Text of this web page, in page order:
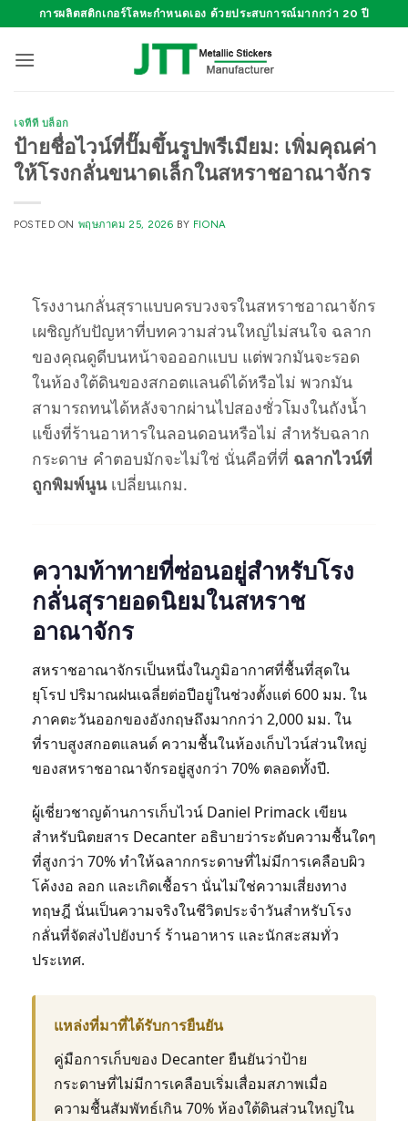
ไป
การผลิตสติกเกอร์โลหะกำหนดเอง ด้วยประสบการณ์มากกว่า 20 ปี
เจทีที บล็อก
ป้ายชื่อไวน์ที่ปั๊มขึ้นรูปพรีเมียม: เพิ่มคุณค่า
ให้โรงกลั่นขนาดเล็กในสหราชอาณาจักร
POSTED ON พฤษภาคม 25, 2026 BY FIONA
โรงงานกลั่นสุราแบบครบวงจรในสหราชอาณาจักร
เผชิญกับปัญหาที่บทความส่วนใหญ่ไม่สนใจ ฉลาก
ของคุณดูดีบนหน้าจอออกแบบ แต่พวกมันจะรอด
ในห้องใต้ดินของสกอตแลนด์ได้หรือไม่ พวกมัน
สามารถทนได้หลังจากผ่านไปสองชั่วโมงในถังน้ำ
แข็งที่ร้านอาหารในลอนดอนหรือไม่ สำหรับฉลาก
กระดาษ คำตอบมักจะไม่ใช่ นั่นคือที่ที่ ฉลากไวน์ที่
ถูกพิมพ์นูนเปลี่ยนเกม.
ความท้าทายที่ซ่อนอยู่สำหรับโรง
กลั่นสุรายอดนิยมในสหราช
อาณาจักร
สหราชอาณาจักรเป็นหนึ่งในภูมิอากาศที่ชื้นที่สุดใน
ยุโรป ปริมาณฝนเฉลี่ยต่อปีอยู่ในช่วงตั้งแต่ 600 มม. ใน
ภาคตะวันออกของอังกฤษถึงมากกว่า 2,000 มม. ใน
ที่ราบสูงสกอตแลนด์ ความชื้นในห้องเก็บไวน์ส่วนใหญ่
ของสหราชอาณาจักรอยู่สูงกว่า 70% ตลอดทั้งปี.
ผู้เชี่ยวชาญด้านการเก็บไวน์ Daniel Primack เขียน
สำหรับนิตยสาร Decanter อธิบายว่าระดับความชื้นใดๆ
ที่สูงกว่า 70% ทำให้ฉลากกระดาษที่ไม่มีการเคลือบผิว
โค้งงอ ลอก และเกิดเชื้อรา นั่นไม่ใช่ความเสี่ยงทาง
ทฤษฎี นั่นเป็นความจริงในชีวิตประจำวันสำหรับโรง
กลั่นที่จัดส่งไปยังบาร์ ร้านอาหาร และนักสะสมทั่ว
ประเทศ.
แหล่งที่มาที่ได้รับการยืนยัน
คู่มือการเก็บของ Decanter ยืนยันว่าป้าย
กระดาษที่ไม่มีการเคลือบเริ่มเสื่อมสภาพเมื่อ
ความชื้นสัมพัทธ์เกิน 70% ห้องใต้ดินส่วนใหญ่ใน